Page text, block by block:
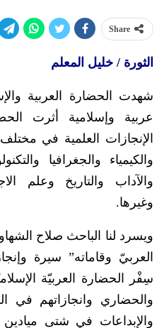
Share
الثورة / خليل المعلم
شهدت الحضارة العربية
عربية وإسلامية أثرت
الإنجازات العلمية في
والكيمياء والجغرافيا
والآداب والتاريخ وعلم
وغيرها.
ويسرد لنا الباحث صلاح
العربيّ وقاماته” سيرة
سِفْر الحضارة العربيّة
والحضاري وانجازاتهم في
والإبداعات في شتى